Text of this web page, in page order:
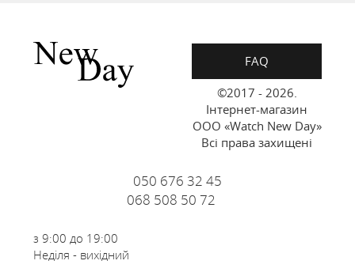
FAQ
©2017 - 2026.
Інтернет-магазин
ООО «Watch New Day»
Всі права захищені
050 676 32 45
068 508 50 72
з 9:00 до 19:00
Неділя - вихідний